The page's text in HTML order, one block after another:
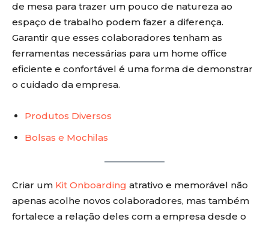
de mesa para trazer um pouco de natureza ao
espaço de trabalho podem fazer a diferença.
Garantir que esses colaboradores tenham as
ferramentas necessárias para um home office
eficiente e confortável é uma forma de demonstrar
o cuidado da empresa.
Produtos Diversos
Bolsas e Mochilas
Criar um Kit Onboarding atrativo e memorável não
apenas acolhe novos colaboradores, mas também
fortalece a relação deles com a empresa desde o